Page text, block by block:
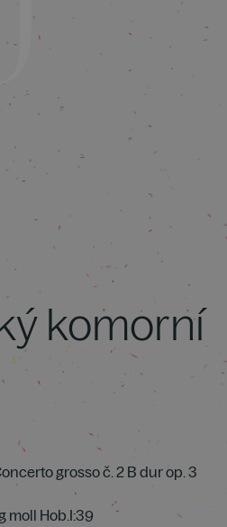
komorní
grosso č. 2 B dur op. 3
moll Hob.I:39